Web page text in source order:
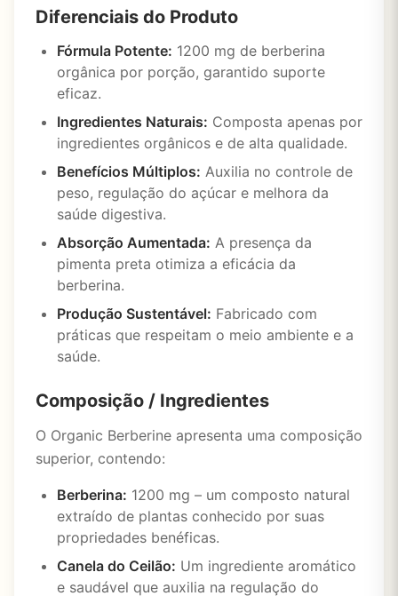
Diferenciais do Produto
Fórmula Potente: 1200 mg de berberina
orgânica por porção, garantido suporte
eficaz.
Ingredientes Naturais: Composta apenas por
ingredientes orgânicos e de alta qualidade.
Benefícios Múltiplos: Auxilia no controle de
peso, regulação do açúcar e melhora da
saúde digestiva.
Absorção Aumentada: A presença da
pimenta preta otimiza a eficácia da
berberina.
Produção Sustentável: Fabricado com
práticas que respeitam o meio ambiente e a
saúde.
Composição / Ingredientes
O Organic Berberine apresenta uma composição
superior, contendo:
Berberina: 1200 mg – um composto natural
extraído de plantas conhecido por suas
propriedades benéficas.
Canela do Ceilão: Um ingrediente aromático
e saudável que auxilia na regulação do